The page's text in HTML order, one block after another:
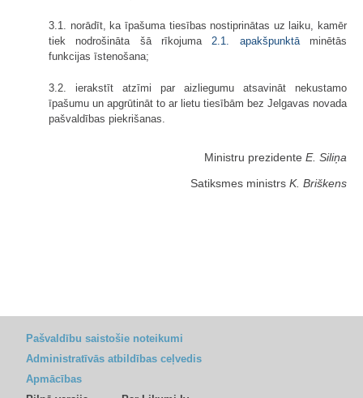
3.1. norādīt, ka īpašuma tiesības nostiprinātas uz laiku, kamēr
tiek nodrošināta šā rīkojuma 2.1. apakšpunktāminētās
funkcijas īstenošana;
3.2. ierakstīt atzīmi par aizliegumu atsavināt nekustamo
īpašumu un apgrūtināt to ar lietu tiesībām bez Jelgavas novada
pašvaldības piekrišanas.
Ministru prezidente E. Siliņa
Satiksmes ministrs K. Briškens
Pašvaldību saistošie noteikumi
Administratīvās atbildības ceļvedis
Apmācības